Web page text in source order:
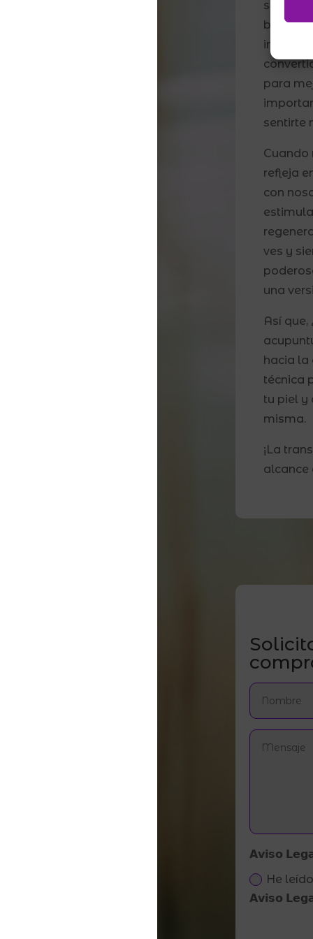
buena
para
sentirte
Cuando
refleja
con
ves y
una
Así
hacia la
técnica
tu piel y
misma.
¡La
alcance
𝗔𝘃𝗶𝘀𝗼
He
𝗔𝘃𝗶𝘀𝗼